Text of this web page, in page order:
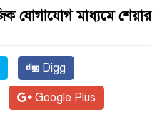
যোগাযোগ মাধ্যমে শেয়ার
Digg
Google Plus